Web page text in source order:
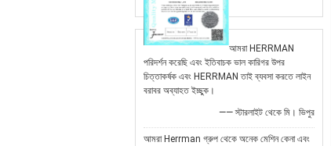
আমরা HERRMAN
পরিদর্শন করেছি এবং ইতিবাচক ভাল কারিগর উপর
চিত্তাকর্ষক এবং HERRMAN তাই ব্যবসা করতে লাইন
বরাবর অব্যাহত ইচ্ছুক।
—— স্টারলাইট থেকে মি। ভিপুর
আমরা Herrman গ্রুপ থেকে অনেক মেশিন কেনা এবং